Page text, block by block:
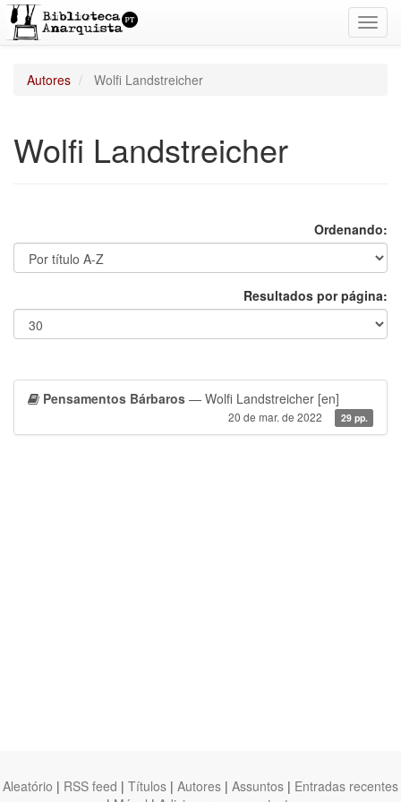
Autores Wolfi Landstreicher
Wolfi Landstreicher
Ordenando:
Resultados por página:
Pensamentos Bárbaros — Wolfi Landstreicher [en]
20 de mar. de 2022 29 pp.
Aleatório | RSS feed | Títulos | Autores | Assuntos | Entradas recentes